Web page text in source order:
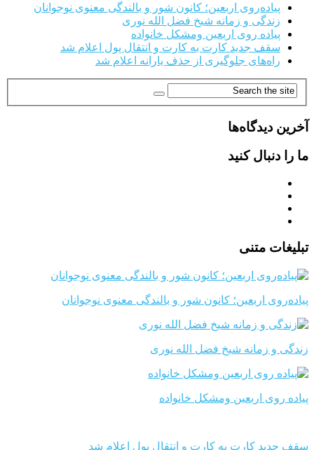
پیاده‌روی اربعین؛ کانون شور و بالندگی معنوی نوجوانان
زندگی و زمانه شیخ فضل الله نوری
پیاده روی اربعین ومشکل خانواده
سقف جدید کارت به کارت و انتقال پول اعلام شد
راه‌های جلوگیری از حذف یارانه اعلام شد
آخرین دیدگاه‌ها
ما را دنبال کنید
تبلیغات متنی
پیاده‌روی اربعین؛ کانون شور و بالندگی معنوی نوجوانان
زندگی و زمانه شیخ فضل الله نوری
پیاده روی اربعین ومشکل خانواده
سقف جدید کارت به کارت و انتقال پول اعلام شد